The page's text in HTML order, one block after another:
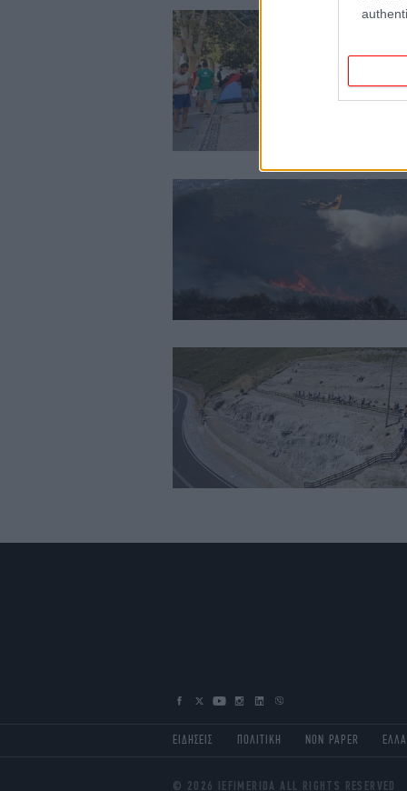
ΕΙΔΗΣΕΙΣ ΠΟΛΙΤΙΚΗ NON PAPER
© 2026 IEFIMERIDA ALL RIGHTS RESERVED